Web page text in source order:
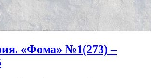
«Фома» №1(273) –